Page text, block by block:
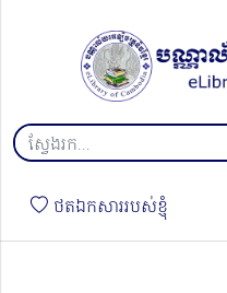
ថតឯកសាររបស់ខ្ញុំ